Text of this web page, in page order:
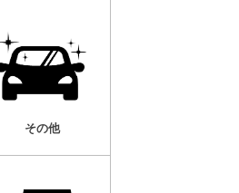
その他